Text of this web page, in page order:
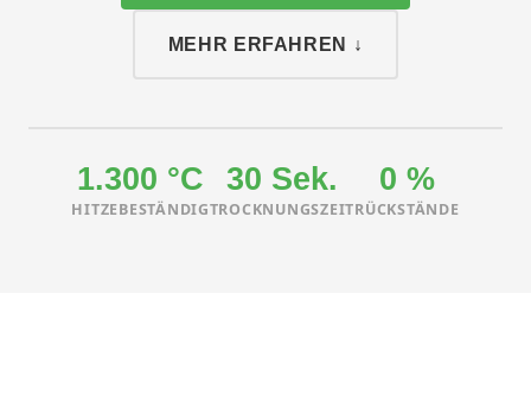
MEHR ERFAHREN ↓
1.300 °C
HITZEBESTÄNDIG
30 Sek.
TROCKNUNGSZEIT
0 %
RÜCKSTÄNDE